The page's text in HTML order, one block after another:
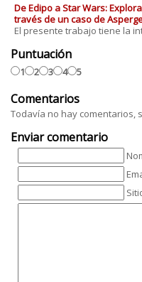
De Edipo a Star Wars:
través de un caso de
El presente trabajo tiene la
Puntuación
1 2 3 4 5
Comentarios
Todavía no hay comentarios,
Enviar comentario